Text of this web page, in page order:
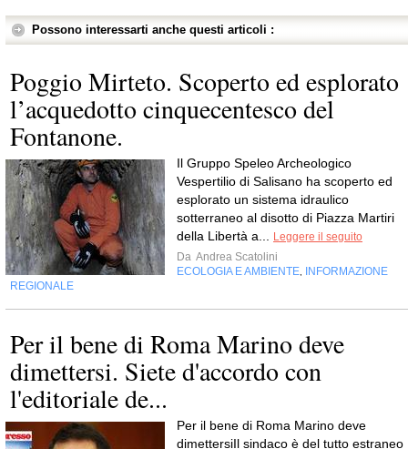
Possono interessarti anche questi articoli :
Poggio Mirteto. Scoperto ed esplorato
l’acquedotto cinquecentesco del
Fontanone.
Il Gruppo Speleo Archeologico
Vespertilio di Salisano ha scoperto ed
esplorato un sistema idraulico
sotterraneo al disotto di Piazza Martiri
della Libertà a...
Leggere il seguito
Da Andrea Scatolini
ECOLOGIA E AMBIENTE
INFORMAZIONE
REGIONALE
Per il bene di Roma Marino deve
dimettersi. Siete d'accordo con
l'editoriale de...
Per il bene di Roma Marino deve
dimettersiIl sindaco è del tutto estraneo